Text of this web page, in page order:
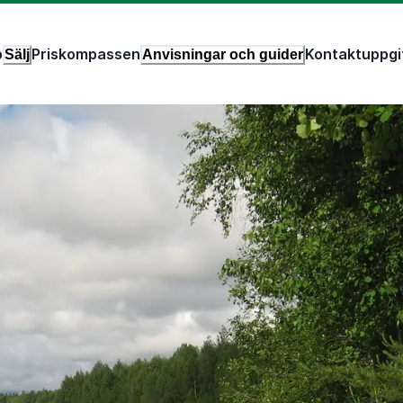
SäljPriskompassenAnvisningar och guider